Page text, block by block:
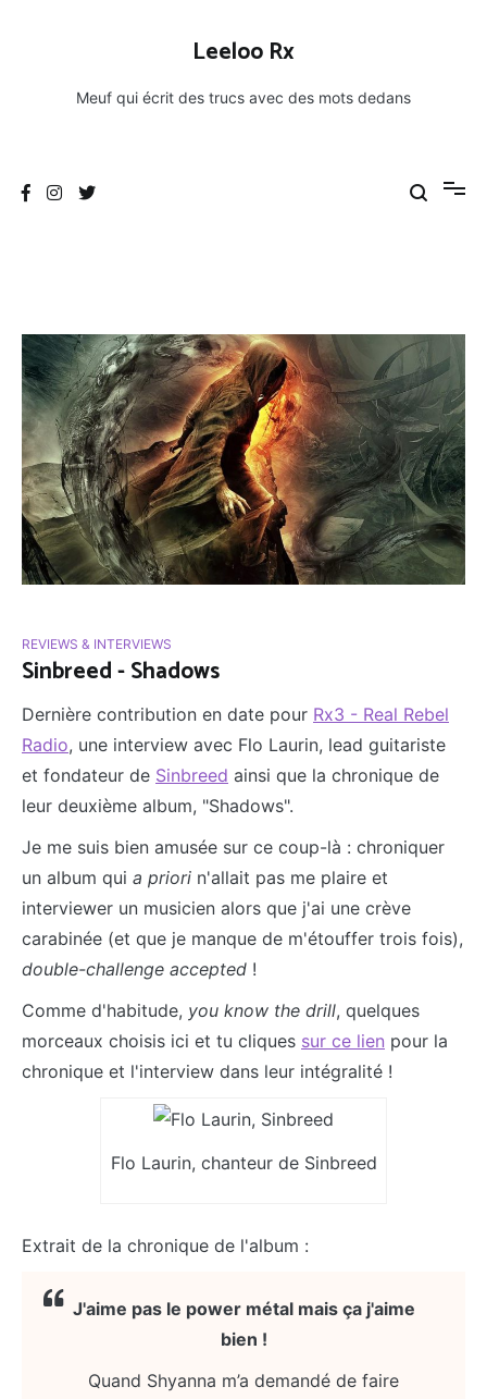
Leeloo Rx
Meuf qui écrit des trucs avec des mots dedans
REVIEWS & INTERVIEWS
Sinbreed - Shadows
Dernière contribution en date pour Rx3 - Real Rebel
Radio, une interview avec Flo Laurin, lead guitariste
et fondateur de Sinbreed ainsi que la chronique de
leur deuxième album, "Shadows".
Je me suis bien amusée sur ce coup-là : chroniquer
un album qui a priori n'allait pas me plaire et
interviewer un musicien alors que j'ai une crève
carabinée (et que je manque de m'étouffer trois fois),
double-challenge accepted !
Comme d'habitude, you know the drill, quelques
morceaux choisis ici et tu cliques sur ce lien pour la
chronique et l'interview dans leur intégralité !
Flo Laurin, chanteur de Sinbreed
Extrait de la chronique de l'album :
J'aime pas le power métal mais ça j'aime
bien !
Quand Shyanna m’a demandé de faire